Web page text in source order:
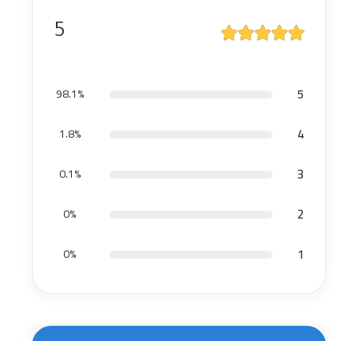
5
5
98.1%
4
1.8%
3
0.1%
2
0%
1
0%